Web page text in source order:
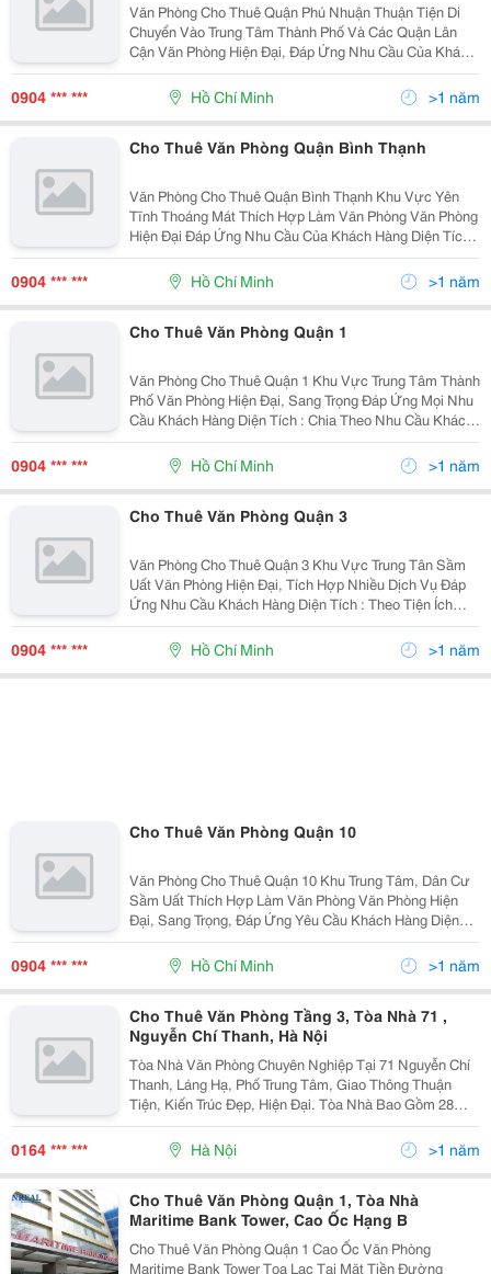
Văn Phòng Cho Thuê Quận Phú Nhuận Thuận Tiện Di
Chuyển Vào Trung Tâm Thành Phố Và Các Quận Lân
Cận Văn Phòng Hiện Đại, Đáp Ứng Nhu Cầu Của Khách
Hàng Diện Tích : Chia Theo Tiện Ích Của Khách Hàng (
Từ 30 &Ndash; 200M2 ) Giá Cho Thuê : Từ 8 &
0904 *** *** Hồ Chí Minh >1 năm
Cho Thuê Văn Phòng Quận Bình Thạnh
Văn Phòng Cho Thuê Quận Bình Thạnh Khu Vực Yên
Tĩnh Thoáng Mát Thích Hợp Làm Văn Phòng Văn Phòng
Hiện Đại Đáp Ứng Nhu Cầu Của Khách Hàng Diện Tích :
Chia Theo Tiện Ích Khách Hàng ( Từ 40 &Ndash; 450M2
0904 *** *** Hồ Chí Minh >1 năm
Cho Thuê Văn Phòng Quận 1
Văn Phòng Cho Thuê Quận 1 Khu Vực Trung Tâm Thành
Phố Văn Phòng Hiện Đại, Sang Trọng Đáp Ứng Mọi Nhu
Cầu Khách Hàng Diện Tích : Chia Theo Nhu Cầu Khách
Hàng ( Từ 40 &Ndash; 300M2 ) Giá Thuê : Từ 14
&Ndash; 30Usd/M2 Đội Ngũ Nhân Viên Tư Vấ
0904 *** *** Hồ Chí Minh >1 năm
Cho Thuê Văn Phòng Quận 3
Văn Phòng Cho Thuê Quận 3 Khu Vực Trung Tân Sầm
Uất Văn Phòng Hiện Đại, Tích Hợp Nhiều Dịch Vụ Đáp
Ứng Nhu Cầu Khách Hàng Diện Tích : Theo Tiện Ích
Khách Hàng ( 20 &Ndash; 400M2) Giá Thuê : Từ 14
&Ndash; 30 Usd/M2 Đội Ngũ Nhân Viên Tư Vấn
0904 *** *** Hồ Chí Minh >1 năm
Cho Thuê Văn Phòng Quận 10
Văn Phòng Cho Thuê Quận 10 Khu Trung Tâm, Dân Cư
Sầm Uất Thích Hợp Làm Văn Phòng Văn Phòng Hiện
Đại, Sang Trọng, Đáp Ứng Yêu Cầu Khách Hàng Diện
Tich : Chia Theo Yêu Cầu Khách Hàng ( 50 &Ndash;
450M2 ) Giá Cho Thuê : Từ 12 &Ndash; 24 Usd/M2
0904 *** *** Hồ Chí Minh >1 năm
Cho Thuê Văn Phòng Tầng 3, Tòa Nhà 71 ,
Nguyễn Chí Thanh, Hà Nội
Tòa Nhà Văn Phòng Chuyên Nghiệp Tại 71 Nguyễn Chí
Thanh, Láng Hạ, Phố Trung Tâm, Giao Thông Thuận
Tiện, Kiến Trúc Đẹp, Hiện Đại. Tòa Nhà Bao Gồm 28
Tầng, Trang Thiết Bị Hiện Đại, Chỗ Để Xe Thuận Tiện,
Ngân Hàng Dưới Tầng 1. Cho Thuê Các Phòng Làm Việ
0164 *** *** Hà Nội >1 năm
Cho Thuê Văn Phòng Quận 1, Tòa Nhà
Maritime Bank Tower, Cao Ốc Hạng B
Cho Thuê Văn Phòng Quận 1 Cao Ốc Văn Phòng
Maritime Bank Tower Tọa Lạc Tại Mặt Tiền Đường